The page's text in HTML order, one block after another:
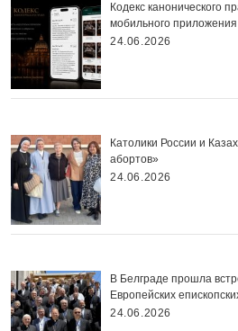
Кодекс канонического
мобильного приложения
24.06.2026
Католики России и
абортов»
24.06.2026
В Белграде прошла
Европейских
24.06.2026